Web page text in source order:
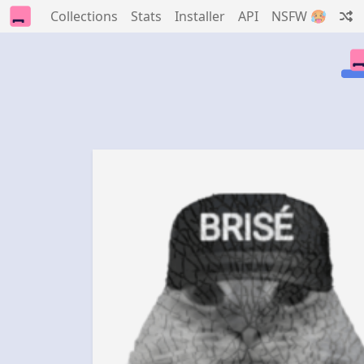
Collections Stats Installer API NSFW 🥵